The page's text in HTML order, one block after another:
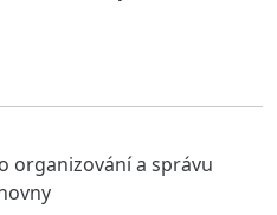
organizování a správu